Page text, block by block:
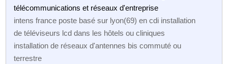
télécommunications et réseaux d'entreprise
intens france poste basé sur lyon(69) en cdi installation
de téléviseurs lcd dans les hôtels ou cliniques
installation de réseaux d'antennes bis commuté ou
terrestre